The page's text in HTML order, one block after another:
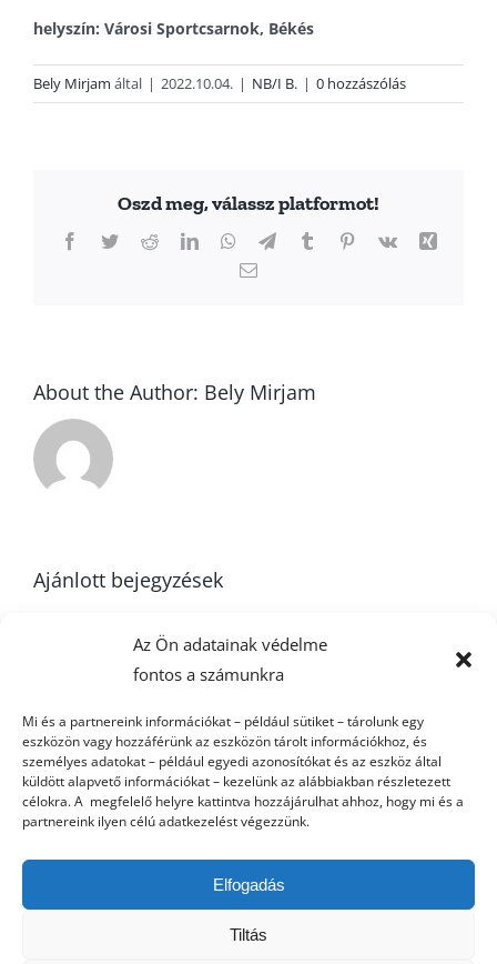
Az Ön adatainak védelme
fontos a számunkra
Mi és a partnereink információkat – például sütiket – tárolunk egy
eszközön vagy hozzáférünk az eszközön tárolt információkhoz, és
személyes adatokat – például egyedi azonosítókat és az eszköz által
küldött alapvető információkat – kezelünk az alábbiakban részletezett
célokra. A megfelelő helyre kattintva hozzájárulhat ahhoz, hogy mi és a
partnereink ilyen célú adatkezelést végezzünk.
Elfogadás
Tiltás
helyszín: Városi Sportcsarnok, Békés
Bely Mirjam által | 2022.10.04. | NB/I B. | 0 hozzászólás
Oszd meg, válassz platformot!
Facebook
TwitterRedditLinkedInWhatsApp
TelegramTumblrPinterest
Vk
Xing
Email:
About the Author: Bely Mirjam
Ajánlott bejegyzések
csapat
szombaton
hozott nekünk a
Húsvéti nyúl
Balatonfüredről